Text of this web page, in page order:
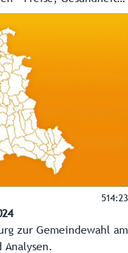
514:23
zur Gemeindewahl am
Analysen.